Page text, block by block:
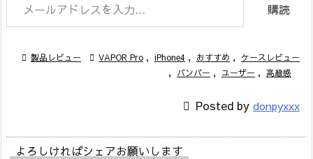
購読
 製品レビュー  VAPOR Pro , iPhone4 , おすすめ , ケースレビュー
,
バンパー , ユーザー , 高級感
 Posted by donpyxxx
よろしければシェアお願いします